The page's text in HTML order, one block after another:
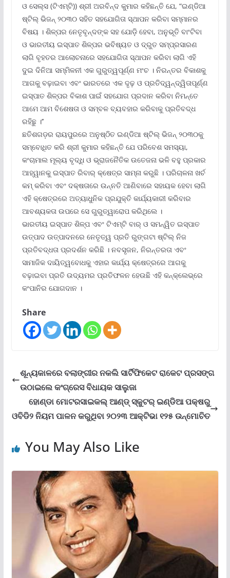
ଓ ସେଲ୍‌ସ (ଟିଏମ୍‌ଟି)) ଶ୍ରୀ ଅରବିନ୍ଦ କୁମାର କହିଛନ୍ତି ଯେ, “ଇଣ୍ଡିଆ
ଷ୍ଟିଲ୍ ଭିଜନ୍ ୨୦୩୦ ସହିତ ସହଯୋଗିତା ସ୍ଥାପନ କରିବା ସମ୍ମାନର
ବିଷୟ । ଶିଳ୍ପର ନେତୃବୃନ୍ଦଙ୍କ ସହ ଯୋଡ଼ି ହେବା, ଅନୁଭୂତି ବାଂଟିବା
ଓ ଭାରତୀୟ ଇସ୍ପାତ ଶିଳ୍ପର ଭବିଷ୍ୟତ ଓ ଦ୍ରୁତ ସମ୍ପ୍ରସାରଣ
ଲାଗି ବୃହତର ଆଲୋଚନାରେ ସହଯୋଗିତା ସ୍ଥାପନ କରିବା ଲାଗି ଏହି
ଦୁଇ ଦିନିଆ ସମ୍ମିଳନୀ ଏକ ଗୁରୁତ୍ୱପୂର୍ଣ୍ଣ ମଂଚ । ନିରନ୍ତର ବିକାଶକୁ
ଆଗକୁ ବଢ଼ାଇବା ଏବଂ ଭାରତରେ ଏକ ଦୃଢ଼ ଓ ପ୍ରତିଦ୍ୱନ୍ଦ୍ୱିତାପୂର୍ଣ୍ଣ
ଇସ୍ପାତ ଶିଳ୍ପର ବିକାଶ ପାଇଁ ସହଯୋଗ ପ୍ରଦାନ କରିବା ନିମନ୍ତେ
ଆମେ ଆମ ବିଶେଷତା ଓ ସମ୍ବଳ ବ୍ୟବହାର କରିବାକୁ ପ୍ରତିବଦ୍ଧ
ରହିଛୁ ।’’
ଛତିଶଗଡ଼ର ରାୟପୁରରେ ଅନୁଷ୍ଠିତ ଇଣ୍ଡିଆ ଷ୍ଟିଲ୍ ଭିଜନ୍ ୨୦୩୦କୁ
ସମ୍ବୋଧିତ କରି ଶ୍ରୀ କୁମାର କହିଛନ୍ତି ଯେ ପରିବେଶ ସମସ୍ୟା,
କଂଚାମାଲ ମୂଲ୍ୟ ବୃଦ୍ଧି ଓ ଭୂରାଜନୈତିକ ଉତେଜନା ଭଳି ବହୁ ପ୍ରକାର
ଆହ୍ୱାନକୁ ଇସ୍ପାତ ରିବାର୍ କ୍ଷେତ୍ର ସାମ୍ନା କରୁଛି । ପରିଚାଳନା ଖର୍ଚ
କମ୍ କରିବା ଏବଂ ଦକ୍ଷତାରେ ଉନ୍ନତି ଆଣିବାରେ ସହାୟକ ହେବା ଲାଗି
ଏହି କ୍ଷେତ୍ରରେ ଅତ୍ୟାଧୁନିକ ପ୍ରଯୁକ୍ତି କାର୍ଯ୍ୟକାରୀ କରିବାର
ଆବଶ୍ୟକତା ଉପରେ ସେ ଗୁରୁତ୍ୱାରୋପ କରିଥିଲେ ।
ଭାରତୀୟ ଇସ୍ପାତ ଶିଳ୍ପ ଏବଂ ଟିଏମ୍‌ଟି ବାର୍ ଓ ସମନ୍ୱିତ ଇସ୍ପାତ
ଉତ୍ପାଦ ଉତ୍ପାଦନରେ ନେତୃତ୍ୱ ପ୍ରତି ରୁଙ୍ଗଟା ଷ୍ଟିଲ୍ ନିଜ
ପ୍ରତିବଦ୍ଧତା ପ୍ରଦର୍ଶନ କରିଛି । ନବସୃଜନ, ନିରନ୍ତରତା ଏବଂ
ସାମାଜିକ ଦାୟିତ୍ୱବୋଧକୁ ଏହାର କାର୍ଯ୍ୟ କ୍ଷେତ୍ରରେ ଆଗକୁ
ବଢ଼ାଇବା ପ୍ରତି ଉଦ୍ୟମର ପ୍ରତିଫଳନ ହେଉଛି ଏହି କନ୍‌କ୍ଲେଭ୍‌ରେ
କଂପାନିର ଯୋଗଦାନ ।
Share
ଶୂନ୍ୟକାଳରେ ବଲାଙ୍ଗୀର ନକଲି ସାର୍ଟିଫିକେଟ ରାକେଟ ପ୍ରସଙ୍ଗ
ଉଠାଇଲେ କଂଗ୍ରେସ ବିଧାୟକ ସାଲୁଜା
ହୋଣ୍ଡା ମୋଟରସାଇକଲ୍ ଆଣ୍ଡ୍ ସ୍କୁଟର୍ ଇଣ୍ଡିଆ ପକ୍ଷରୁ
ଓବିଡି୨ ନିୟମ ପାଳନ କରୁଥିବା ୨୦୨୩ ଆକ୍ଟିଭା ୧୨୫ ଉନ୍ମୋଚିତ
You May Also Like